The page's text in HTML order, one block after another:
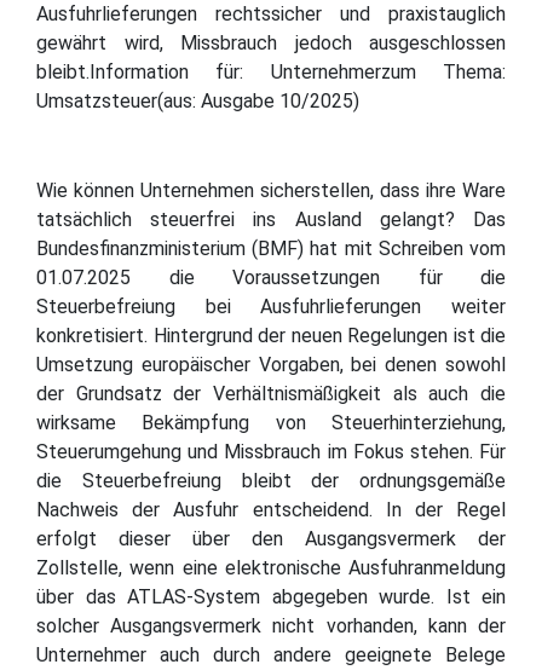
Ausfuhrlieferungen rechtssicher und praxistauglich
gewährt wird, Missbrauch jedoch ausgeschlossen
bleibt.Information für: Unternehmerzum Thema:
Umsatzsteuer(aus: Ausgabe 10/2025)
Wie können Unternehmen sicherstellen, dass ihre Ware
tatsächlich steuerfrei ins Ausland gelangt? Das
Bundesfinanzministerium (BMF) hat mit Schreiben vom
01.07.2025 die Voraussetzungen für die
Steuerbefreiung bei Ausfuhrlieferungen weiter
konkretisiert. Hintergrund der neuen Regelungen ist die
Umsetzung europäischer Vorgaben, bei denen sowohl
der Grundsatz der Verhältnismäßigkeit als auch die
wirksame Bekämpfung von Steuerhinterziehung,
Steuerumgehung und Missbrauch im Fokus stehen. Für
die Steuerbefreiung bleibt der ordnungsgemäße
Nachweis der Ausfuhr entscheidend. In der Regel
erfolgt dieser über den Ausgangsvermerk der
Zollstelle, wenn eine elektronische Ausfuhranmeldung
über das ATLAS-System abgegeben wurde. Ist ein
solcher Ausgangsvermerk nicht vorhanden, kann der
Unternehmer auch durch andere geeignete Belege